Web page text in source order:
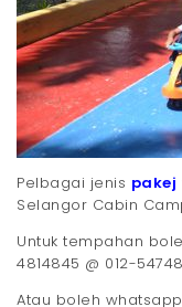
Pelbagai jenis pakej
Selangor Cabin
Untuk tempahan
4814845 @ 012-
Atau boleh